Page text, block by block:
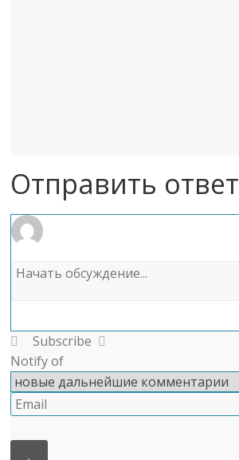
Отправить ответ
Subscribe
Notify of